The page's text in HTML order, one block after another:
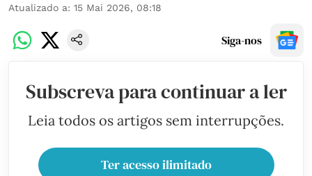
Atualizado a: 15 Mai 2026, 08:18
Siga-nos
Subscreva para continuar a ler
Leia todos os artigos sem interrupções.
Ter acesso ilimitado